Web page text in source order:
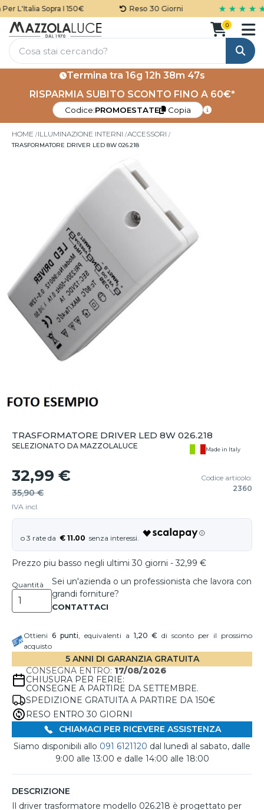
L'Italia Sopra I 150€ Reso 30 Giorni ★ ★ ★ ★ ★
Cerca
0
Termina tra 16g 12h 38m 47s
RISPARMIA SUBITO SCONTO FINO A 60€*
Codice:PROMOESTATE Copia
HOME ILLUMINAZIONE INTERNI ACCESSORI
TRASFORMATORE DRIVER LED 8W 026.218
TRASFORMATORE DRIVER LED 8W 026.218
SELEZIONATO DA MAZZOLALUCE Made in Italy
32,99 €
35,90 €
IVA incl.
Codice articolo:
2360
€ 11.00
Prezzo piu basso negli ultimi 30 giorni - 32,99 €
Quantità
Sei un'azienda o un professionista che lavora con
grandi forniture?
Ottieni 6punti, equivalenti a 1,20 € di sconto per il prossimo
acquisto
5 ANNI DI GARANZIA GRATUITA
CONSEGNA ENTRO: 17/08/2026
CHIUSURA PER FERIE:
CONSEGNE A PARTIRE DA SETTEMBRE.
SPEDIZIONE GRATUITA A PARTIRE DA 150€
RESO ENTRO 30 GIORNI
CHIAMACI PER RICEVERE ASSISTENZA
Siamo disponibili allo 091 6121120 dal lunedì al sabato, dalle
9:00 alle 13:00 e dalle 14:00 alle 18:00
DESCRIZIONE
Il driver trasformatore modello 026.218 è progettato per